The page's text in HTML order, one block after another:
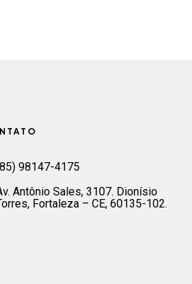
98147-4175
Antônio Sales, 3107. Dionísio
Fortaleza – CE, 60135-102.